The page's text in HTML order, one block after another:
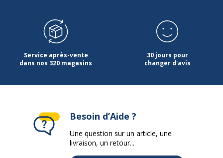
Service après-vente
dans nos 320 magasins
30 jours pour
changer d'avis
Besoin d’Aide ?
Une question sur un article, une
livraison, un retour...